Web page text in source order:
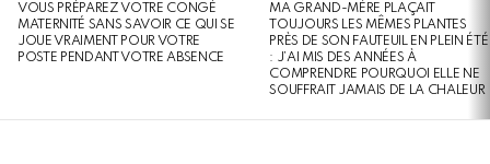
VOUS PRÉPAREZ VOTRE CONGÉ
MATERNITÉ SANS SAVOIR CE QUI SE
JOUE VRAIMENT POUR VOTRE
POSTE PENDANT VOTRE ABSENCE
MA GRAND-MÈRE PLAÇAIT
TOUJOURS LES MÊMES PLANTES
PRÈS DE SON FAUTEUIL EN PLEIN ÉTÉ
: J’AI MIS DES ANNÉES À
COMPRENDRE POURQUOI ELLE NE
SOUFFRAIT JAMAIS DE LA CHALEUR